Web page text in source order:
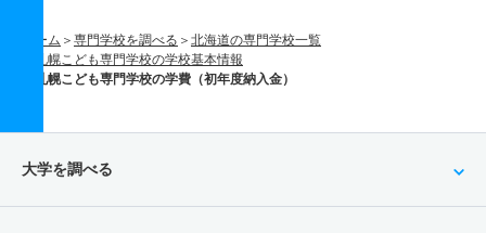
ホーム 専門学校を調べる
北海道の専門学校一覧
札幌こども専門学校の学校基本情報
札幌こども専門学校の学費（初年度納入金）
大学を調べる